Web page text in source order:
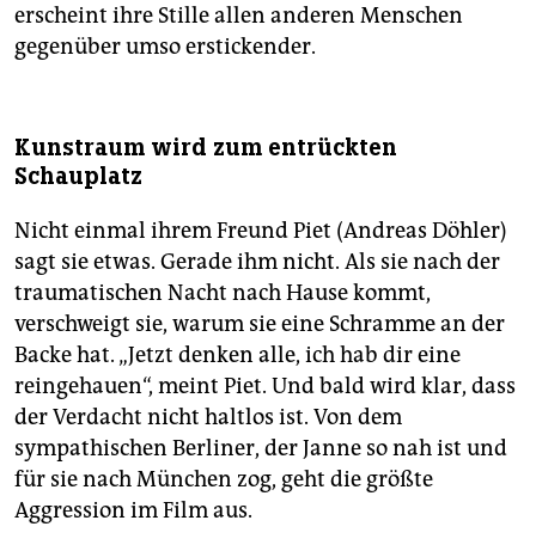
erscheint ihre Stille allen anderen Menschen
gegenüber umso erstickender.
Kunstraum wird zum entrückten
Schauplatz
Nicht einmal ihrem Freund Piet (Andreas Döhler)
sagt sie etwas. Gerade ihm nicht. Als sie nach der
traumatischen Nacht nach Hause kommt,
verschweigt sie, warum sie eine Schramme an der
Backe hat. „Jetzt denken alle, ich hab dir eine
reingehauen“, meint Piet. Und bald wird klar, dass
der Verdacht nicht haltlos ist. Von dem
sympathischen Berliner, der Janne so nah ist und
für sie nach München zog, geht die größte
Aggression im Film aus.